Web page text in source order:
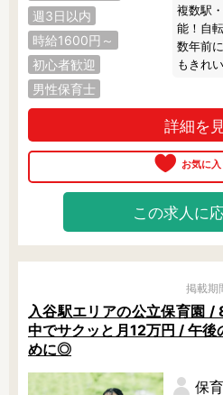
週3日以内
時給1600円～
初心者歓迎
男性保育士
複数駅
能！自
数年前
もきれ
近く、
詳細を
この求人に
掲載期
入谷駅エリアの公立保育園
中でサクッと月12万円 / 午後
めに◎
保